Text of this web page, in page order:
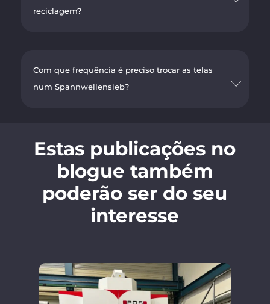
reciclagem?
Com que frequência é preciso trocar as telas
num Spannwellensieb?
Estas publicações no
blogue também
poderão ser do seu
interesse